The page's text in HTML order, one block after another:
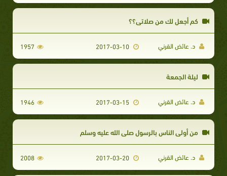
كم أجعل لك من صلاتي؟؟
د. عائض القرني 1957
ليلة الجمعة
د. عائض القرني 1946
من أولى الناس بالرسول صلى الله عليه وسلم
د. عائض القرني 2008